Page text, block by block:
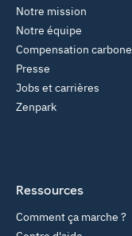
Notre mission
Notre équipe
Compensation carbone
Presse
Jobs et carrières
Zenpark
Ressources
Comment ça marche ?